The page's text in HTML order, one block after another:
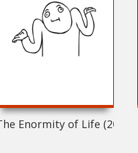
Enormity of Life (2021)